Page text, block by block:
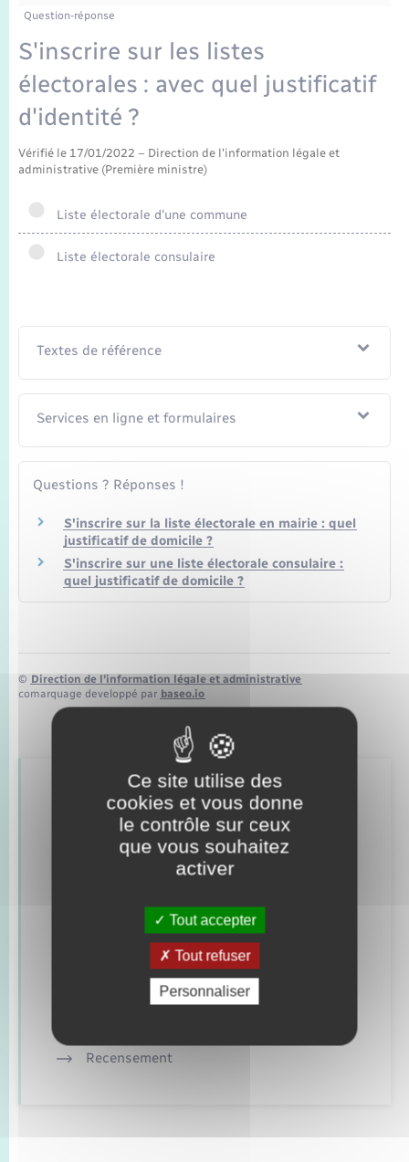
Etat-civil - Papiers - Citoyenneté
Mariage – PACS
Parrainage civil
Recensement
Logement - Urbanisme
Loisirs
Nouvel habitant
Numérique
Seniors
Transports
Transports scolaires
Voirie et espace public
Travaux - Autorisation d’occupation de l’espace
Compétences
Plan interactif
Présentation de la commune
La Communauté de communes
Question-réponse
S'inscrire sur les listes
électorales : avec quel justificatif
d'identité ?
Vérifié le 17/01/2022 – Direction de l'information légale et
administrative (Première ministre)
Liste électorale d'une commune
Liste électorale consulaire
Textes de référence
Services en ligne et formulaires
Questions ? Réponses !
S'inscrire sur la liste électorale en mairie : quel
justificatif de domicile ?
S'inscrire sur une liste électorale consulaire :
quel justificatif de domicile ?
© Direction de l’information légale et administrative
comarquage developpé par baseo.io
Retrouvez aussi
Concessions funéraires
Mariage – PACS
Recensement
Ce site utilise des
cookies et vous donne
le contrôle sur ceux
que vous souhaitez
activer
Tout accepter
Tout refuser
Personnaliser